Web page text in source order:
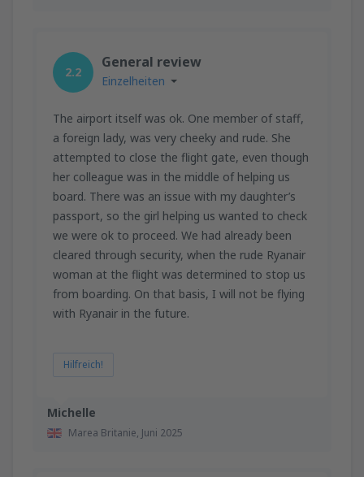
Michelle
Marea Britanie, Juni 2025
2.2
General review
Einzelheiten
The airport itself was ok. One member of staff,
a foreign lady, was very cheeky and rude. She
attempted to close the flight gate, even though
her colleague was in the middle of helping us
board. There was an issue with my daughter’s
passport, so the girl helping us wanted to check
we were ok to proceed. We had already been
cleared through security, when the rude Ryanair
woman at the flight was determined to stop us
from boarding. On that basis, I will not be flying
with Ryanair in the future.
Hilfreich!